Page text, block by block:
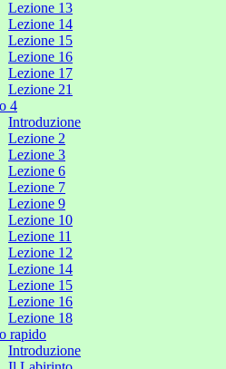
Lezione 13
Lezione 14
Lezione 15
Lezione 16
Lezione 17
Lezione 21
4
Introduzione
Lezione 2
Lezione 3
Lezione 6
Lezione 7
Lezione 9
Lezione 10
Lezione 11
Lezione 12
Lezione 14
Lezione 15
Lezione 16
Lezione 18
rapido
Introduzione